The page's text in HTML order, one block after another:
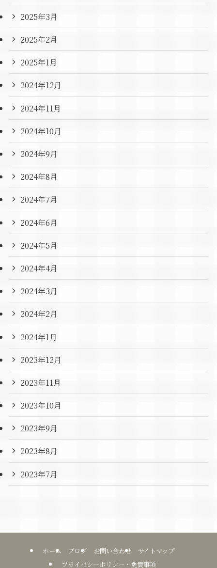
2025年3月
2025年2月
2025年1月
2024年12月
2024年11月
2024年10月
2024年9月
2024年8月
2024年7月
2024年6月
2024年5月
2024年4月
2024年3月
2024年2月
2024年1月
2023年12月
2023年11月
2023年10月
2023年9月
2023年8月
2023年7月
ホーム ブログ お問い合わせ
サイトマップ
プライバシーポリシー・免責事項